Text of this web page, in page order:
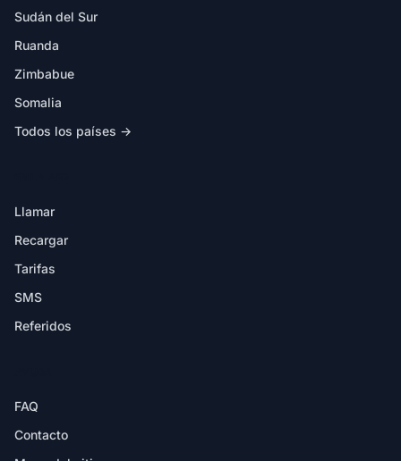
Sudán del Sur
Ruanda
Zimbabue
Somalia
Todos los países →
Llamar
Recargar
Tarifas
SMS
Referidos
FAQ
Contacto